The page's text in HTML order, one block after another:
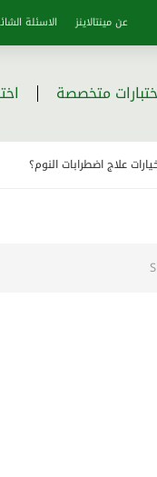
عن مينتالاينز الاسئلة
متخصصة
علاج اضطرابات النوم؟